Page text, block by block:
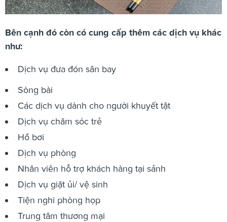
Bên cạnh đó còn có cung cấp thêm các dịch vụ khác
như:
Dịch vụ đưa đón sân bay
Sòng bài
Các dịch vụ dành cho người khuyết tật
Dịch vụ chăm sóc trẻ
Hồ bơi
Dịch vụ phòng
Nhân viên hỗ trợ khách hàng tại sảnh
Dịch vụ giặt ủi/ vệ sinh
Tiện nghi phòng họp
Trung tâm thương mại